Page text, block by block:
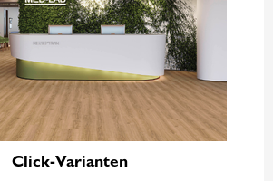
Click-Varianten